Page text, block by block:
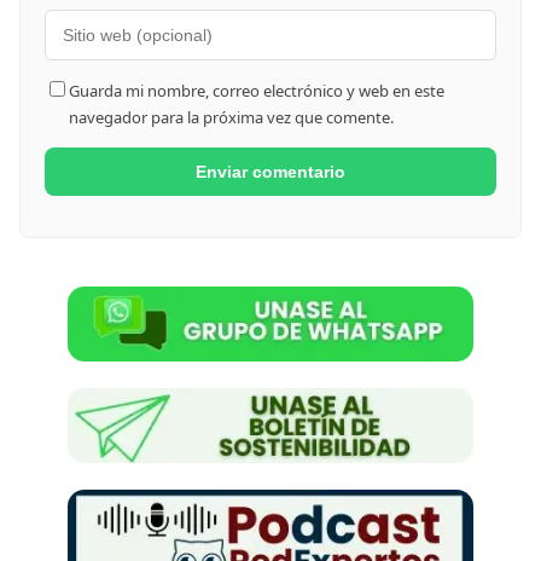
Guarda mi nombre, correo electrónico y web en este
navegador para la próxima vez que comente.